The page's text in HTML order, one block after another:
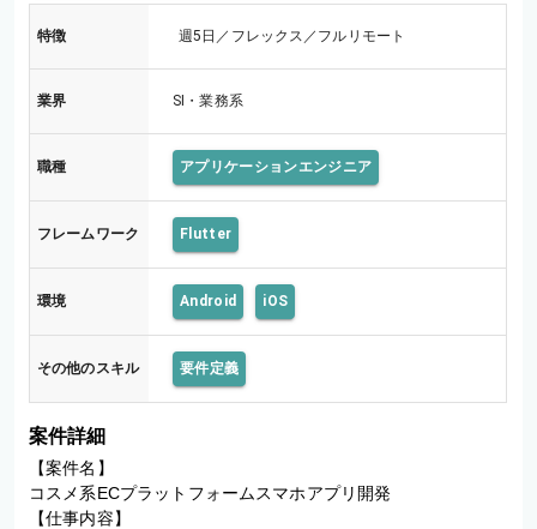
特徴 週5日／フレックス／フルリモート
業界 SI・業務系
職種 アプリケーションエンジニア
フレームワーク Flutter
環境 Android iOS
その他のスキル 要件定義
案件詳細
【案件名】
コスメ系ECプラットフォームスマホアプリ開発
【仕事内容】